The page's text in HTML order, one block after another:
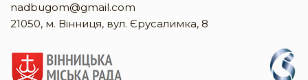
nadbugom@gmail.com
21050, м. Вінниця, вул. Єрусалимка, 8